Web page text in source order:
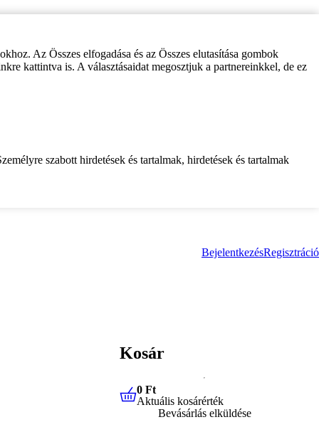
Az Összes elfogadása és az Összes elutasítása gombok
kattintva is. A választásaidat megosztjuk a partnereinkkel, de ez
szabott hirdetések és tartalmak, hirdetések és tartalmak
BejelentkezésRegisztráció
Kosár
0 FtAktuális kosárérték
0 Ft
Aktuális kosárérték
Bevásárlás elküldése